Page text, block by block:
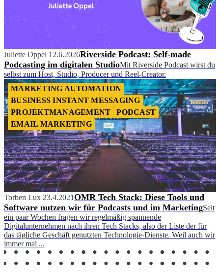
Juliette Oppel 12.6.2026Riverside Podcast: Self-made
Podcasting im digitalen StudioMit Riverside Podcast wirst du
selbst zum Host, Studio, Producer und Reel-Creator.
MARKETING AUTOMATION
BUSINESS INSTANT MESSAGING
PROJEKTMANAGEMENT
PODCAST
EMAIL MARKETING
Torben Lux 23.4.2021OMR Tech Stack: Diese Tools und
Software nutzen wir für Podcasts und im MarketingSeit
ein paar Wochen fragen wir regelmäßig spannende
Digitalunternehmen nach ihren Tech Stacks, also der Liste der für
das tägliche Geschäft genutzten Technologie-Dienste. Weil auch wir
immer mal ...